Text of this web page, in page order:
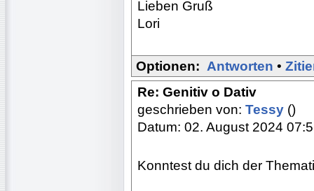
Lieben Gruß
Lori
Optionen: Antworten •
Re: Genitiv o Dativ
geschrieben von: Tessy ()
Datum: 02. August 2024
Konntest du dich der